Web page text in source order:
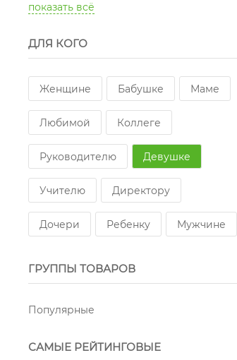
Розы одноголовые длинные
показать всё
ДЛЯ КОГО
Женщине Бабушке Маме
Любимой Коллеге
Руководителю Девушке
Учителю Директору
Дочери Ребенку Мужчине
ГРУППЫ ТОВАРОВ
Популярные
САМЫЕ РЕЙТИНГОВЫЕ